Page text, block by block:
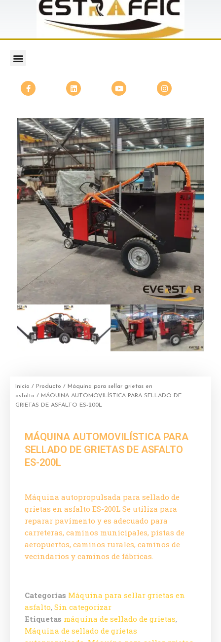
Inicio / Producto / Máquina para sellar grietas en
asfalto / MÁQUINA AUTOMOVILÍSTICA PARA SELLADO DE
GRIETAS DE ASFALTO ES-200L
MÁQUINA AUTOMOVILÍSTICA PARA
SELLADO DE GRIETAS DE ASFALTO
ES-200L
Máquina autopropulsada para sellado de
grietas en asfalto ES-200L Se utiliza para
reparar pavimento y es adecuado para
carreteras, caminos municipales, pistas de
aeropuertos, caminos rurales, caminos de
vecindarios y caminos de fábricas.
Categorías Máquina para sellar grietas en
asfalto, Sin categorizar
Etiquetas máquina de sellado de grietas,
Máquina de sellado de grietas